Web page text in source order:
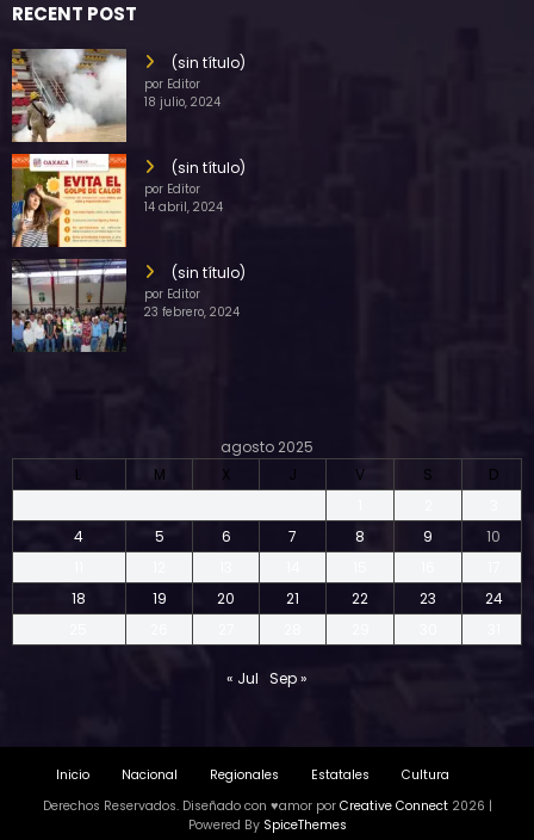
RECENT POST
(sin título)
por Editor
18 julio, 2024
(sin título)
por Editor
14 abril, 2024
(sin título)
por Editor
23 febrero, 2024
agosto 2025
L
M X J V S
D
4
5 6 7 8 9
10
18
19 20 21 22 23
24
« Jul Sep »
Inicio Nacional Regionales Estatales
Cultura
Derechos Reservados. Diseñado con ♥amor por Creative Connect2026 |
Powered By SpiceThemes